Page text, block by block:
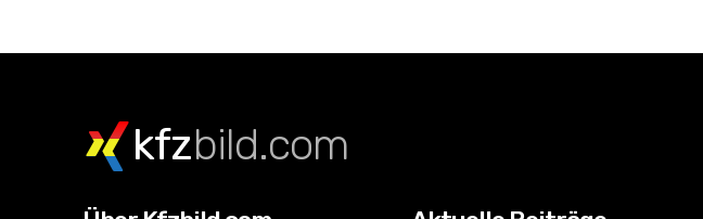
kfzbild.com